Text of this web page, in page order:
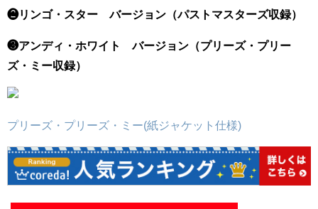
❷リンゴ・スター バージョン（パストマスターズ収録）
❸アンディ・ホワイト バージョン（プリーズ・プリー
ズ・ミー収録）
プリーズ・プリーズ・ミー(紙ジャケット仕様)